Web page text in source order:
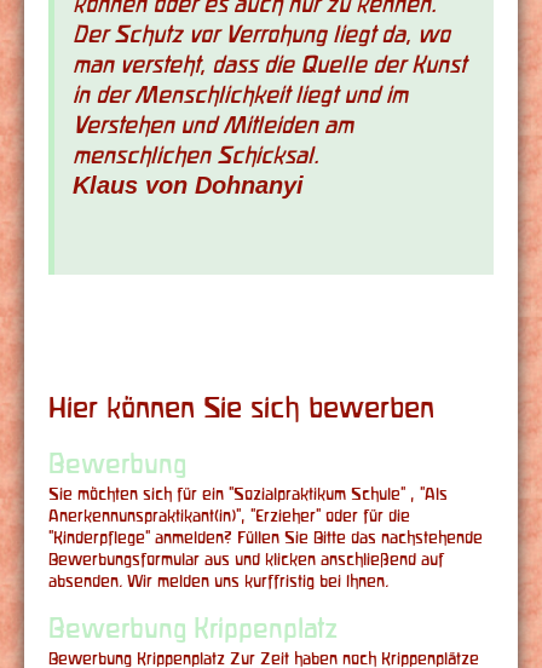
können oder es auch nur zu kennen.
Der Schutz vor Verrohung liegt da, wo
man versteht, dass die Quelle der Kunst
in der Menschlichkeit liegt und im
Verstehen und Mitleiden am
menschlichen Schicksal.
Klaus von Dohnanyi
Hier können Sie sich bewerben
Bewerbung
Sie möchten sich für ein "Sozialpraktikum Schule" , "Als
Anerkennunspraktikant(in)", "Erzieher" oder für die
"Kinderpflege" anmelden? Füllen Sie Bitte das nachstehende
Bewerbungsformular aus und klicken anschließend auf
absenden. Wir melden uns kurffristig bei Ihnen.
Bewerbung Krippenplatz
Bewerbung Krippenplatz Zur Zeit haben noch Krippenplätze